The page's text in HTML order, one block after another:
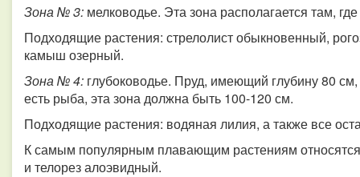
Зона № 3: мелководье. Эта зона располагается там,
Подходящие растения: стрелолист обыкновенный,
камыш озерный.
Зона № 4: глубоководье. Пруд, имеющий глубину 80
есть рыба, эта зона должна быть 100-120 см.
Подходящие растения: водяная лилия, а также все
К самым популярным плавающим растениям
и телорез алоэвидный.